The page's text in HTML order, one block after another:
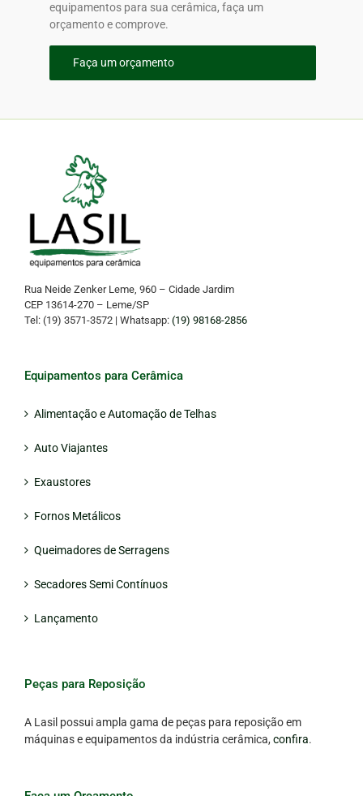
equipamentos para sua cerâmica, faça um
orçamento e comprove.
Faça um orçamento
Rua Neide Zenker Leme, 960 – Cidade Jardim
CEP 13614-270 – Leme/SP
Tel: (19) 3571-3572 | Whatsapp: (19) 98168-2856
Equipamentos para Cerâmica
Alimentação e Automação de Telhas
Auto Viajantes
Exaustores
Fornos Metálicos
Queimadores de Serragens
Secadores Semi Contínuos
Lançamento
Peças para Reposição
A Lasil possui ampla gama de peças para reposição em
máquinas e equipamentos da indústria cerâmica, confira.